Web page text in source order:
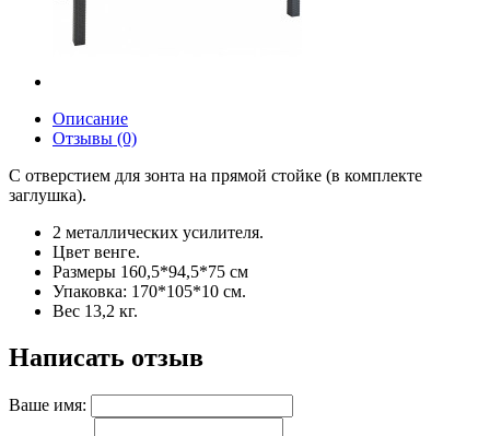
Описание
Отзывы (0)
С отверстием для зонта на прямой стойке (в комплекте
заглушка).
2 металлических усилителя.
Цвет венге.
Размеры 160,5*94,5*75 см
Упаковка: 170*105*10 см.
Вес 13,2 кг.
Написать отзыв
Ваше имя: